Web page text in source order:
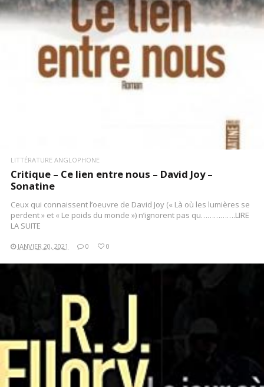
LIRE LA SUITE
LITTÉRATURE ANGLOPHONE
Critique – Ce lien entre nous – David Joy –
Sonatine
Ceux qui connaissent l’oeuvre de David Joy (« Là où les lumières se
perdent » et « Le poids du monde ») n’ignorent pas qu…………….LIRE
LA SUITE
JANVIER 20, 2021 0 0